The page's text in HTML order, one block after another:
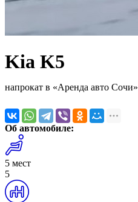
Kia K5
напрокат в «Аренда авто Сочи»
Об автомобиле:
5 мест
5